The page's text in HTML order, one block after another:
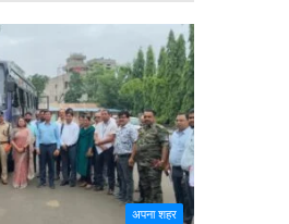
अपना शहर